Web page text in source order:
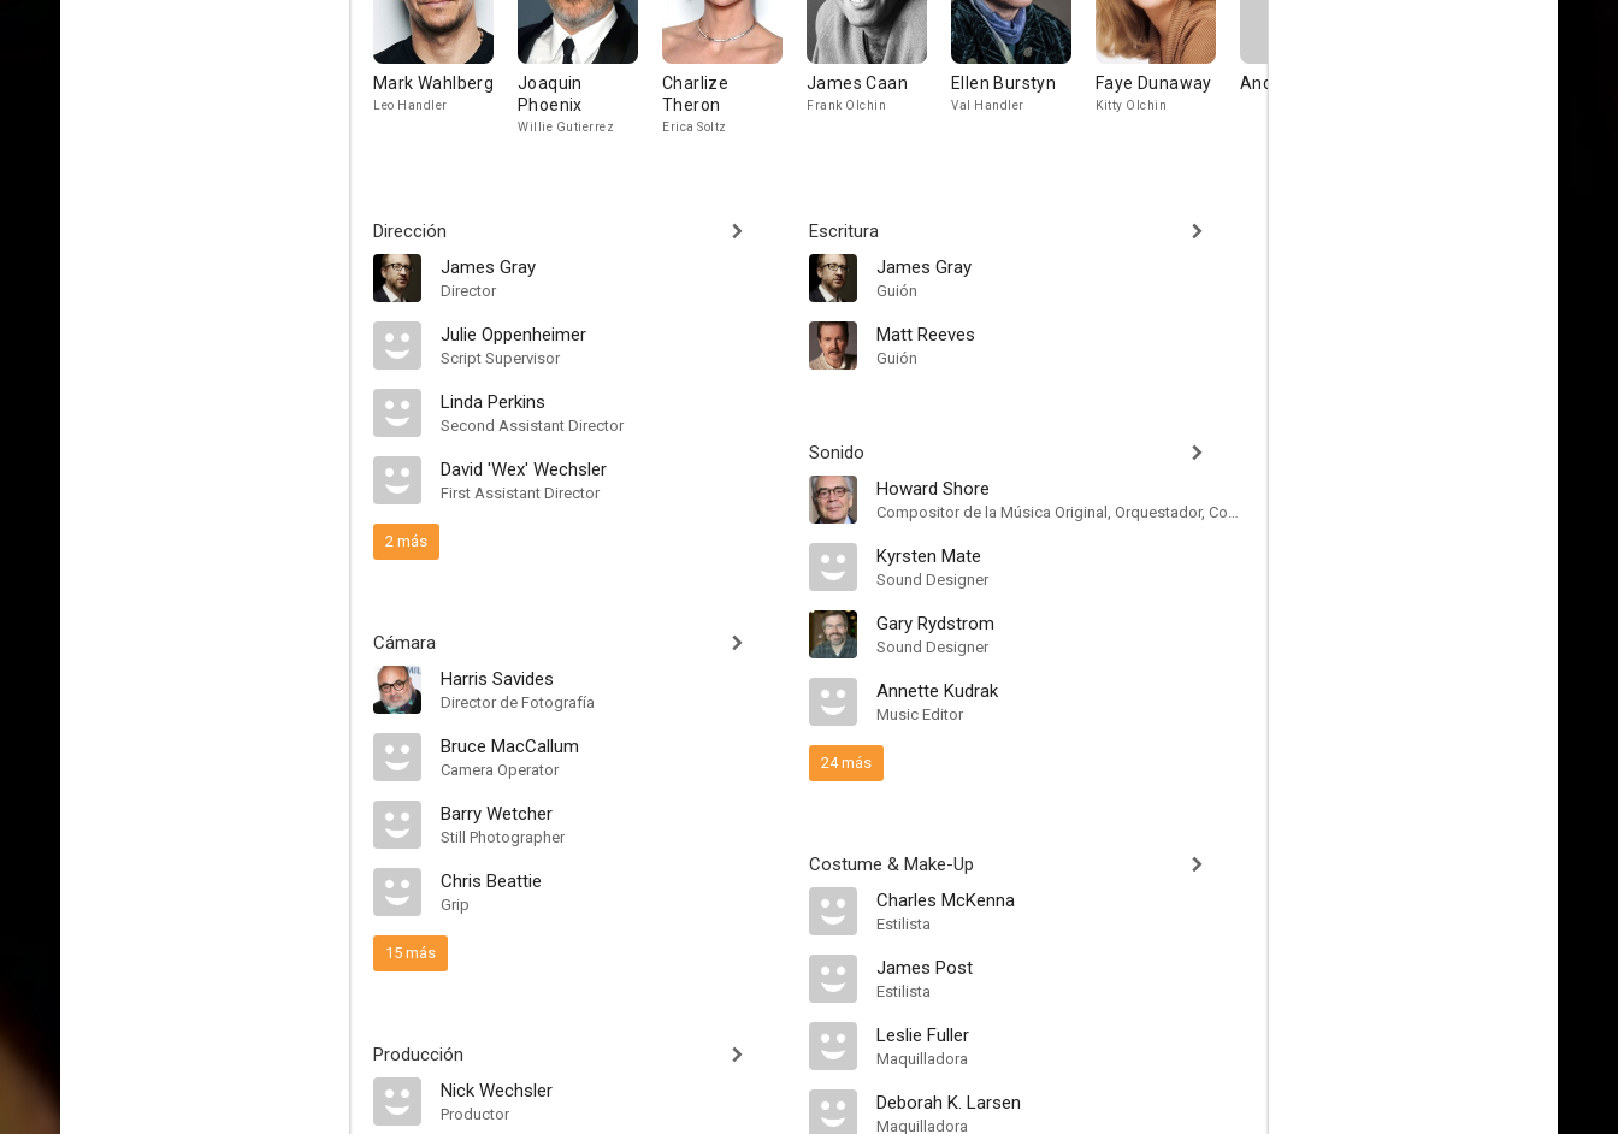
Mark Wahlberg
Leo Handler
Joaquin
Phoenix
Willie Gutierrez
Charlize
Theron
Erica Soltz
James Caan
Frank Olchin
Ellen Burstyn
Val Handler
Faye Dunaway
Kitty Olchin
Andrew Davoli
Dirección
James Gray
Director
Julie Oppenheimer
Script Supervisor
Linda Perkins
Second Assistant Director
David 'Wex' Wechsler
First Assistant Director
2 más
Cámara
Harris Savides
Director de Fotografía
Bruce MacCallum
Camera Operator
Barry Wetcher
Still Photographer
Chris Beattie
Grip
15 más
Producción
Nick Wechsler
Productor
Escritura
James Gray
Guión
Matt Reeves
Guión
Sonido
Howard Shore
Compositor de la Música Original, Orquestador, Conductor
Kyrsten Mate
Sound Designer
Gary Rydstrom
Sound Designer
Annette Kudrak
Music Editor
24 más
Costume & Make-Up
Charles McKenna
Estilista
James Post
Estilista
Leslie Fuller
Maquilladora
Deborah K. Larsen
Maquilladora